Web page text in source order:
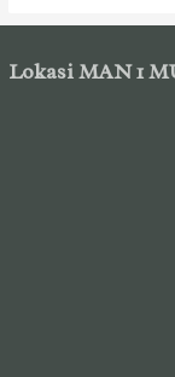
Lokasi MAN 1